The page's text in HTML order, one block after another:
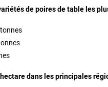
de poires de table les
dans les principales